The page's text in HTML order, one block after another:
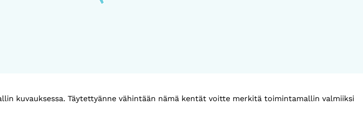
kuvauksessa. Täytettyänne vähintään nämä kentät voitte merkitä toimintamallin valmiiksi